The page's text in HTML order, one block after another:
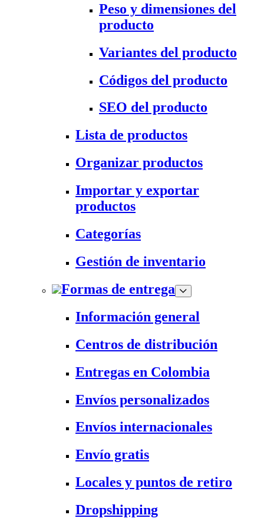
Peso y dimensiones del
producto
Variantes del producto
Códigos del producto
SEO del producto
Lista de productos
Organizar productos
Importar y exportar
productos
Categorías
Gestión de inventario
Formas de entrega
Información general
Centros de distribución
Entregas en Colombia
Envíos personalizados
Envíos internacionales
Envío gratis
Locales y puntos de retiro
Dropshipping